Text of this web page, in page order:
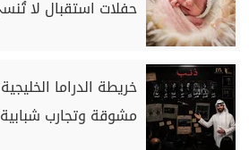
حفلات استقبال لا
خريطة الدراما
مشوقة وتجارب